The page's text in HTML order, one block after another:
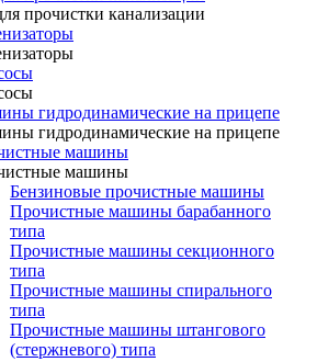
прочистки канализации
гидродинамические на прицепе
гидродинамические на прицепе
машины
машины
Бензиновые прочистные машины
Прочистные машины барабанного
типа
Прочистные машины секционного
типа
Прочистные машины спирального
типа
Прочистные машины штангового
(стержневого) типа